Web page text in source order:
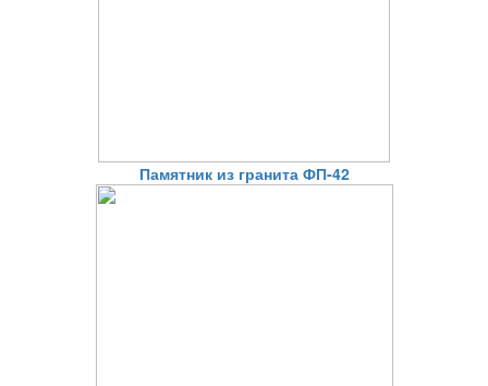
Памятник из гранита ФП-42